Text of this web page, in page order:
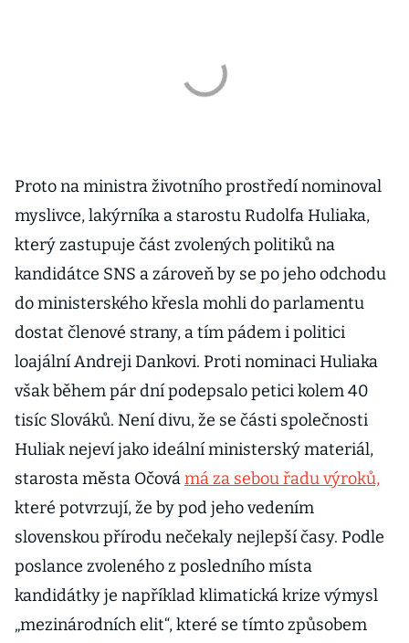
Proto na ministra životního prostředí nominoval
myslivce, lakýrníka a starostu Rudolfa Huliaka,
který zastupuje část zvolených politiků na
kandidátce SNS a zároveň by se po jeho odchodu
do ministerského křesla mohli do parlamentu
dostat členové strany, a tím pádem i politici
loajální Andreji Dankovi. Proti nominaci Huliaka
však během pár dní podepsalo petici kolem 40
tisíc Slováků. Není divu, že se části společnosti
Huliak nejeví jako ideální ministerský materiál,
starosta města Očovámá za sebou řadu výroků,
které potvrzují, že by pod jeho vedením
slovenskou přírodu nečekaly nejlepší časy. Podle
poslance zvoleného z posledního místa
kandidátky je například klimatická krize výmysl
„mezinárodních elit“, které se tímto způsobem